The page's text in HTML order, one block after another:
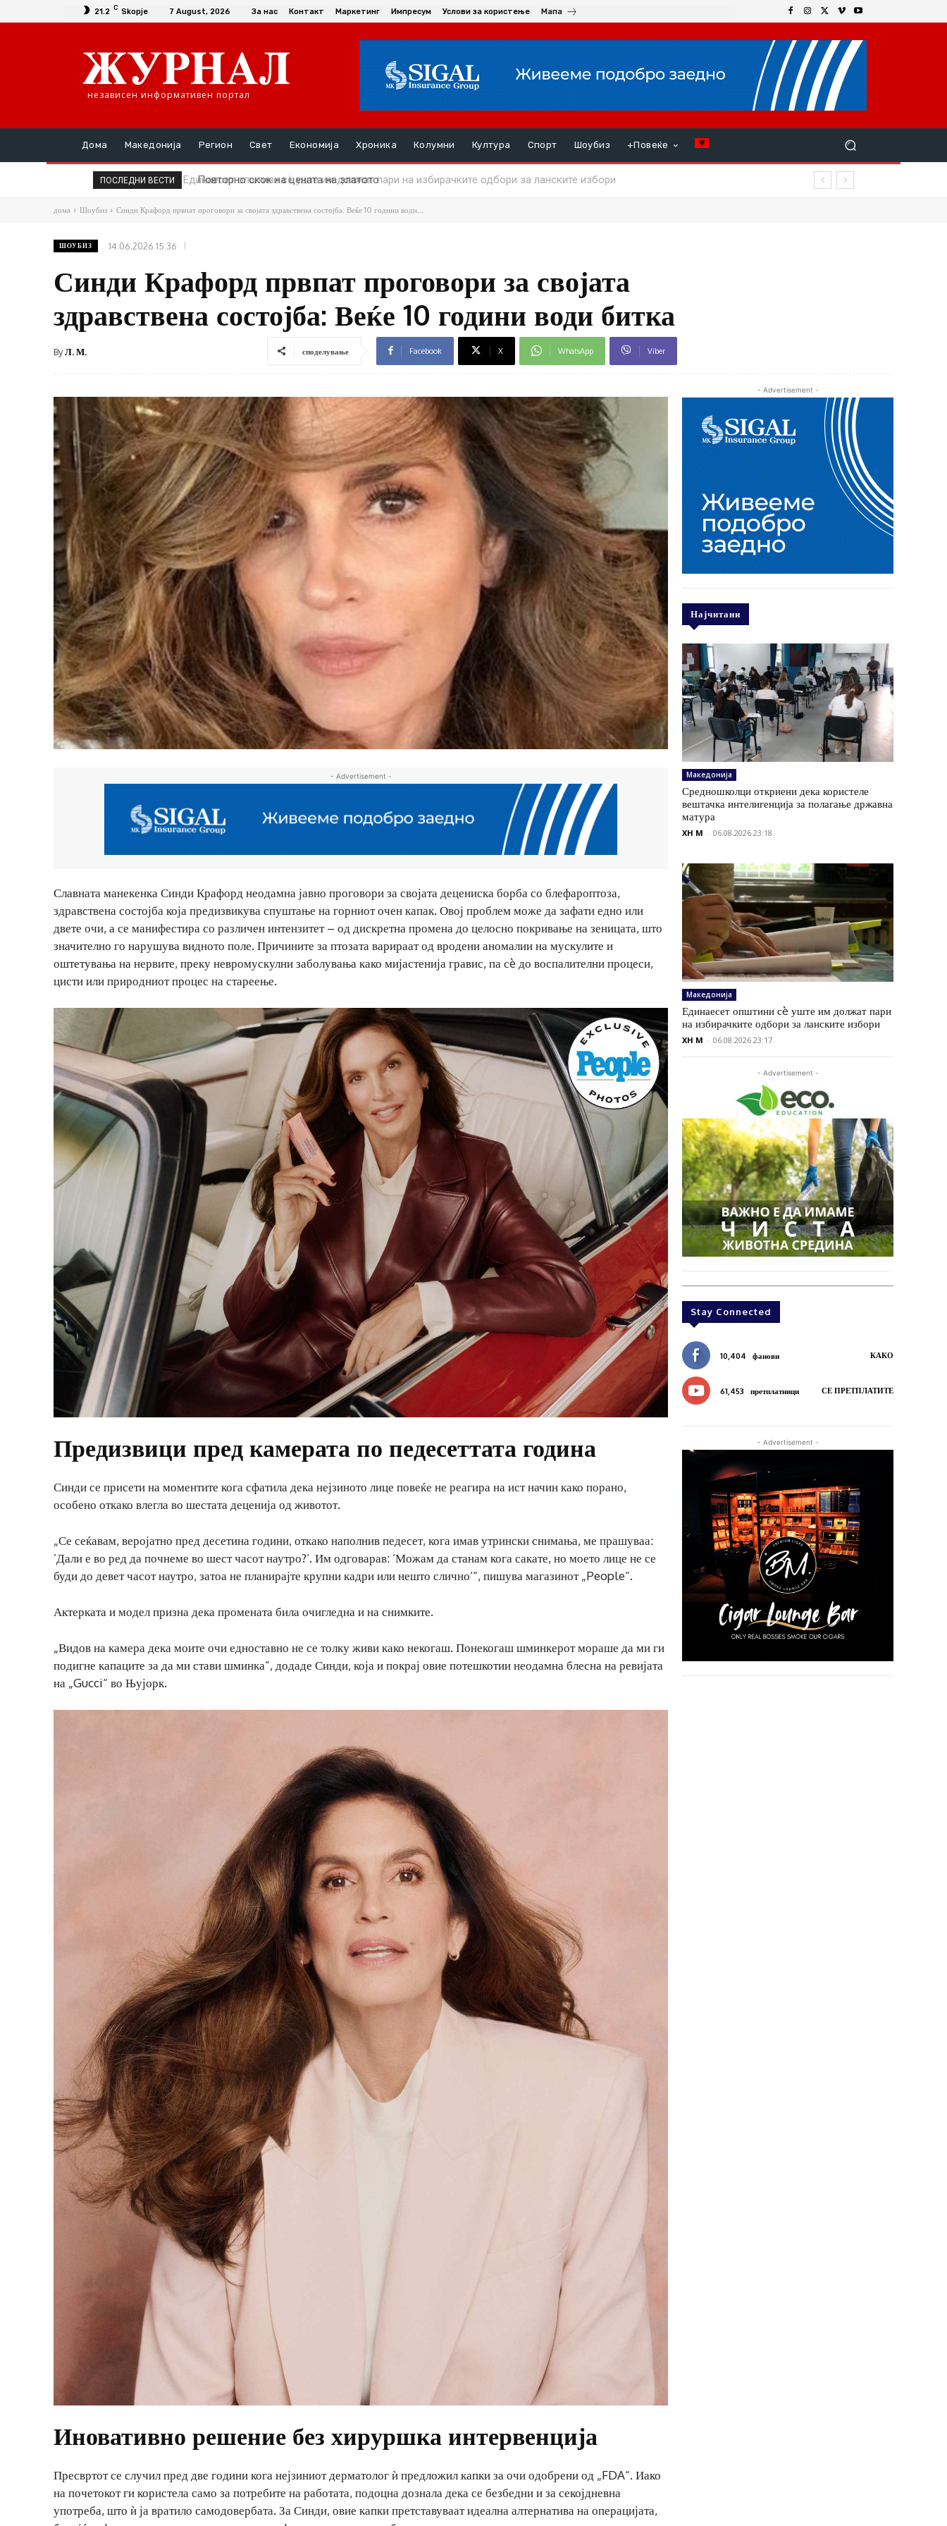
21.2 C Skopje 7 August, 2026 За нас Контакт Маркетинг Импресум Услови за користење Мапа
независен информативен портал
Дома Македонија Регион Свет Економија Хроника Колумни Култура Спорт Шоубиз +Повеќе
ПОСЛЕДНИ ВЕСТИ Повторно скок на цената на златото
дома Шоубиз Синди Крафорд првпат проговори за својата здравствена состојба: Веќе 10 години води...
ШОУБИЗ 14.06.2026 15:36
Синди Крафорд првпат проговори за својата
здравствена состојба: Веќе 10 години води битка
ByЛ. М. споделување Facebook X WhatsApp Viber
- Advertisement -
Славната манекенка Синди Крафорд неодамна јавно проговори за својата децениска борба со блефароптоза,
здравствена состојба која предизвикува спуштање на горниот очен капак. Овој проблем може да зафати едно или
двете очи, а се манифестира со различен интензитет – од дискретна промена до целосно покривање на зеницата, што
значително го нарушува видното поле. Причините за птозата варираат од вродени аномалии на мускулите и
оштетувања на нервите, преку невромускулни заболувања како мијастенија гравис, па сè до воспалителни процеси,
цисти или природниот процес на стареење.
Предизвици пред камерата по педесеттата година
Синди се присети на моментите кога сфатила дека нејзиното лице повеќе не реагира на ист начин како порано,
особено откако влегла во шестата деценија од животот.
„Се сеќавам, веројатно пред десетина години, откако наполнив педесет, кога имав утрински снимања, ме прашуваа:
’Дали е во ред да почнеме во шест часот наутро?‘. Им одговарав: ’Можам да станам кога сакате, но моето лице не се
буди до девет часот наутро, затоа не планирајте крупни кадри или нешто слично‘“, пишува магазинот „People“.
Актерката и модел призна дека промената била очигледна и на снимките.
„Видов на камера дека моите очи едноставно не се толку живи како некогаш. Понекогаш шминкерот мораше да ми ги
подигне капаците за да ми стави шминка“, додаде Синди, која и покрај овие потешкотии неодамна блесна на ревијата
на „Gucci“ во Њујорк.
Иновативно решение без хируршка интервенција
Пресвртот се случил пред две години кога нејзиниот дерматолог ѝ предложил капки за очи одобрени од „FDA“. Иако
на почетокот ги користела само за потребите на работата, подоцна дознала дека се безбедни и за секојдневна
употреба, што ѝ ја вратило самодовербата. За Синди, овие капки претставуваат идеална алтернатива на операцијата,
- Advertisement -
Најчитани
Македонија
Средношколци откриени дека користеле
вештачка интелигенција за полагање државна
матура
XH M - 06.08.2026 23:18
Македонија
Единаесет општини сè уште им должат пари
на избирачките одбори за ланските избори
XH M - 06.08.2026 23:17
- Advertisement -
Stay Connected
10,404 фанови КАКО
61,453 претплатници СЕ ПРЕТПЛАТИТЕ
- Advertisement -